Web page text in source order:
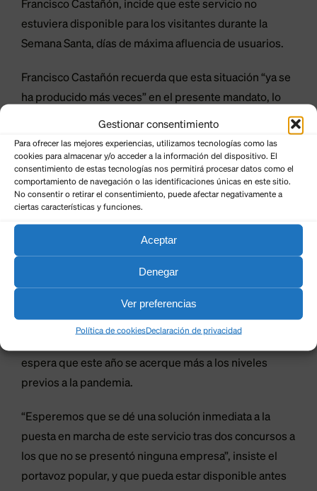
Gestionar consentimiento
Para ofrecer las mejores experiencias, utilizamos tecnologías como las
cookies para almacenar y/o acceder a la información del dispositivo. El
consentimiento de estas tecnologías nos permitirá procesar datos como el
comportamiento de navegación o las identificaciones únicas en este sitio.
No consentir o retirar el consentimiento, puede afectar negativamente a
ciertas características y funciones.
Aceptar
Denegar
Ver preferencias
Política de cookiesDeclaración de privacidad
Francisco Castañón, incide que este servicio no
estuviera disponible para los visitantes durante la
Semana Santa, días de máxima afluencia de usuarios.
Francisco Castañón recuerda que esta situación “ya se
ha producido más veces” en el presente mandato, lo
que demuestra “la forma de gestión” del actual equipo
de gobierno de la institución provincial.
“Este servicio es complementario a la actividad de la
Cueva de Valporquero”, prosigue el portavoz popular,
quien considera que “la institución provincial tiene que
En este sentido, recuerda que el pasado año se
superaron los 56.000 visitantes en los poco menos de
diez meses que está operativa la Cueva, uno de los
espera que este año se acerque más a los niveles
previos a la pandemia.
“Esperemos que se dé una solución inmediata a la
puesta en marcha de este servicio tras dos concursos a
los que no se presentó ninguna empresa”, insiste el
portavoz popular, y que pueda estar disponible antes